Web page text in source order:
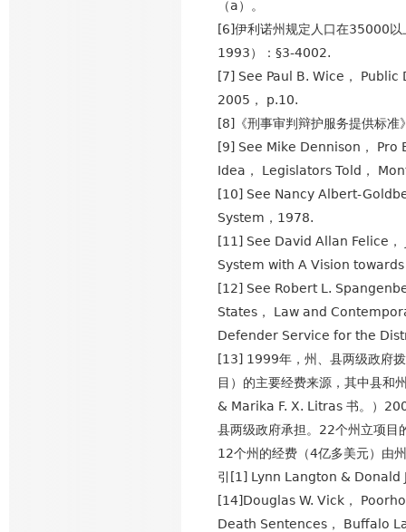
（a）。
[6]伊利诺州规定人口在35000
1993）：§3-4002.
[7] See Paul B. Wice，
2005， p.10.
[8]《刑事审判辩护服务提供标
[9] See Mike Dennison，
Idea， Legislators Told，
[10] See Nancy Albert-
System，1978.
[11] See David Allan Felice
System with A Vision
[12] See Robert L.
States， Law and
Defender Service for the
[13] 1999年，州、县两级政府
目）的主要经费来源，其中县
& Marika F. X. Litras 书。）
县两级政府承担。22个州立项目
12个州的经费（4亿多美元）由
引[1] Lynn Langton & Donald
[14]Douglas W. Vick，
Death Sentences， Buffalo